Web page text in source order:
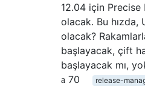
12.04 için
olacak. Bu
olacak?
başlayacak, çift
başlayacak mı,
70
release-